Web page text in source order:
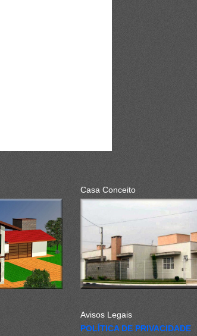
Casa Conceito
Avisos Legais
POLÍTICA DE PRIVACIDADE